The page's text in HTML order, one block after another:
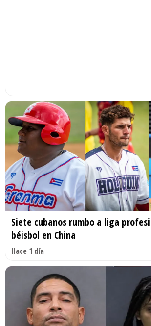
Siete cubanos rumbo a liga
béisbol en China
Hace 1 día